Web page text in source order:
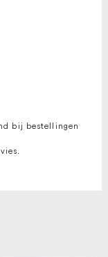
bij bestellingen